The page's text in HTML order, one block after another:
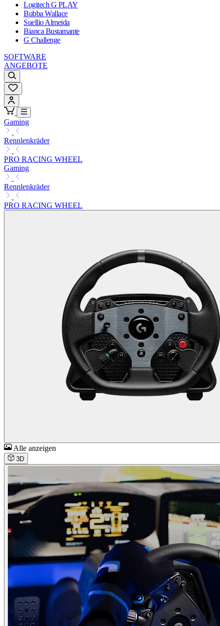
Logitech G PLAY
Bubba Wallace
Suellio Almeida
Bianca Bustamante
G Challenge
SOFTWARE
ANGEBOTE
Gaming
Rennlenkräder
PRO RACING WHEEL
Gaming
Rennlenkräder
PRO RACING WHEEL
Alle anzeigen
3D